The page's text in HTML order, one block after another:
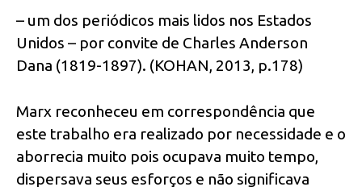
– um dos periódicos mais lidos nos Estados
Unidos – por convite de Charles Anderson
Dana (1819-1897). (KOHAN, 2013, p.178)
Marx reconheceu em correspondência que
este trabalho era realizado por necessidade e o
aborrecia muito pois ocupava muito tempo,
dispersava seus esforços e não significava